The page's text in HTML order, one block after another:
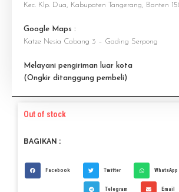
Kec. Klp. Dua, Kabupaten Tangerang, Banten
Google Maps :
Katze Nesia Cabang 3 – Gading Serpong
Melayani pengiriman luar kota
(Ongkir ditanggung pembeli)
Out of stock
BAGIKAN :
Facebook Twitter WhatsApp
Telegram Email